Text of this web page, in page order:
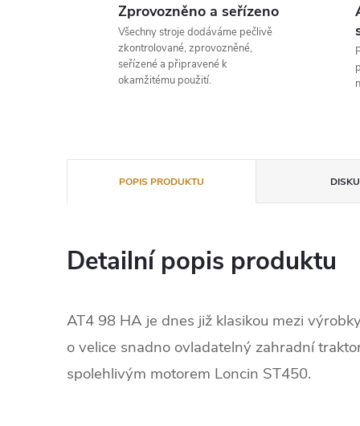
Zprovozněno a seřízeno
Všechny stroje dodáváme pečlivě
zkontrolované, zprovozněné,
seřízené a připravené k
okamžitému použití.
POPIS PRODUKTU
Detailní popis produktu
AT4 98 HA je dnes již klasikou mezi
o velice snadno ovladatelný zahradní
spolehlivým motorem Loncin ST450.